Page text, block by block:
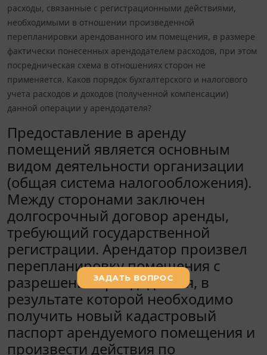
расходы, связанные с регистрационными действиями,
необходимыми в отношении произведенной
перепланировки арендованного им помещения, в размере
фактически понесенных арендодателем расходов, при этом
посредническая схема в отношениях сторон не
применяется. Каков порядок бухгалтерского и налогового
учета расходов и доходов (полученной компенсации)
данной операции у арендодателя?
Предоставление в аренду
помещений является основным
видом деятельности организации
(общая система налогообложения).
Между сторонами заключен
долгосрочный договор аренды,
требующий государственной
регистрации. Арендатор произвел
перепланировку помещения с
разрешения арендодателя, в
результате которой необходимо
получить новый кадастровый
паспорт арендуемого помещения и
произвести действия по